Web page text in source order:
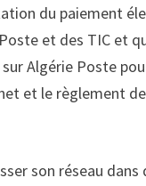
du paiement
et des TIC et
Algérie Poste
et le règlement
son réseau